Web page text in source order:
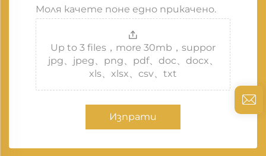
Моля качете поне едно прикачено.
Up to 3 files，more 30mb，suppor
jpg、jpeg、png、pdf、doc、docx、
xls、xlsx、csv、txt
Изпрати